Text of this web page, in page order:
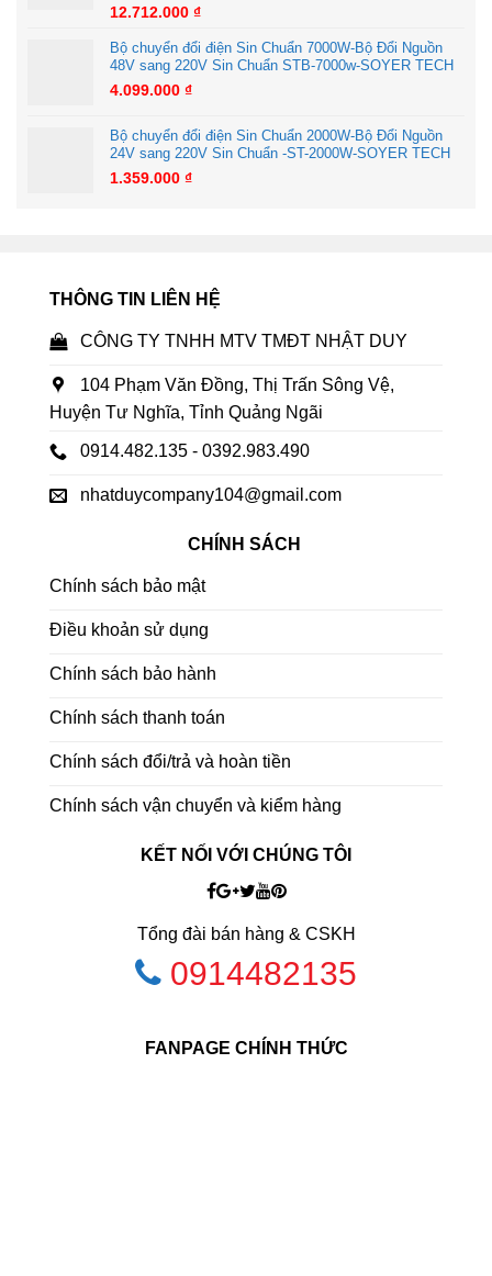
12.712.000 ₫
Bộ chuyển đổi điện Sin Chuẩn 7000W-Bộ Đổi Nguồn
48V sang 220V Sin Chuẩn STB-7000w-SOYER TECH
4.099.000 ₫
Bộ chuyển đổi điện Sin Chuẩn 2000W-Bộ Đổi Nguồn
24V sang 220V Sin Chuẩn -ST-2000W-SOYER TECH
1.359.000 ₫
THÔNG TIN LIÊN HỆ
CÔNG TY TNHH MTV TMĐT NHẬT DUY
104 Phạm Văn Đồng, Thị Trấn Sông Vệ,
Huyện Tư Nghĩa, Tỉnh Quảng Ngãi
0914.482.135 - 0392.983.490
nhatduycompany104@gmail.com
CHÍNH SÁCH
Chính sách bảo mật
Điều khoản sử dụng
Chính sách bảo hành
Chính sách thanh toán
Chính sách đổi/trả và hoàn tiền
Chính sách vận chuyển và kiểm hàng
KẾT NỐI VỚI CHÚNG TÔI
Tổng đài bán hàng & CSKH
0914482135
FANPAGE CHÍNH THỨC